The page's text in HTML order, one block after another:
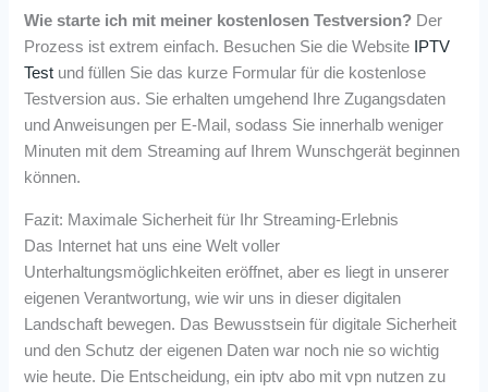
Wie starte ich mit meiner kostenlosen Testversion? Der
Prozess ist extrem einfach. Besuchen Sie die Website
IPTV
Test und füllen Sie das kurze Formular für die kostenlose
Testversion aus. Sie erhalten umgehend Ihre Zugangsdaten
und Anweisungen per E-Mail, sodass Sie innerhalb weniger
Minuten mit dem Streaming auf Ihrem Wunschgerät beginnen
können.
Fazit: Maximale Sicherheit für Ihr Streaming-Erlebnis
Das Internet hat uns eine Welt voller
Unterhaltungsmöglichkeiten eröffnet, aber es liegt in unserer
eigenen Verantwortung, wie wir uns in dieser digitalen
Landschaft bewegen. Das Bewusstsein für digitale Sicherheit
und den Schutz der eigenen Daten war noch nie so wichtig
wie heute. Die Entscheidung, ein iptv abo mit vpn nutzen zu